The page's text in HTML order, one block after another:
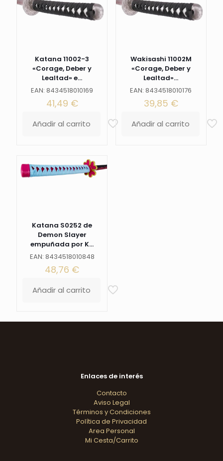
Katana 11002-3
«Corage, Deber y
Lealtad» e...
EAN: 8434518010169
41,49 €
Añadir al carrito
Wakisashi 11002M
«Corage, Deber y
Lealtad»...
EAN: 8434518010176
39,85 €
Añadir al carrito
Katana S0252 de
Demon Slayer
empuñada por K...
EAN: 8434518010848
48,76 €
Añadir al carrito
Enlaces de interés
Contacto
Aviso Legal
Términos y Condiciones
Política de Privacidad
Area Personal
Mi Cesta/Carrito